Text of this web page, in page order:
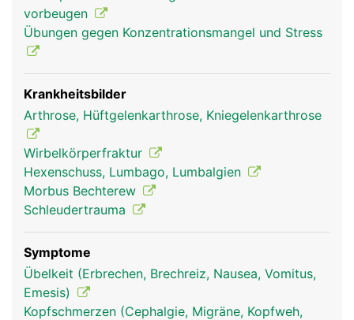
Wirbelsäule Mann
vorbeugen
Übungen gegen Konzentrationsmangel und Stress
Krankheitsbilder
Arthrose, Hüftgelenkarthrose, Kniegelenkarthrose
Wirbelkörperfraktur
Hexenschuss, Lumbago, Lumbalgien
Morbus Bechterew
Schleudertrauma
Symptome
Übelkeit (Erbrechen, Brechreiz, Nausea, Vomitus,
Emesis)
Kopfschmerzen (Cephalgie, Migräne, Kopfweh,